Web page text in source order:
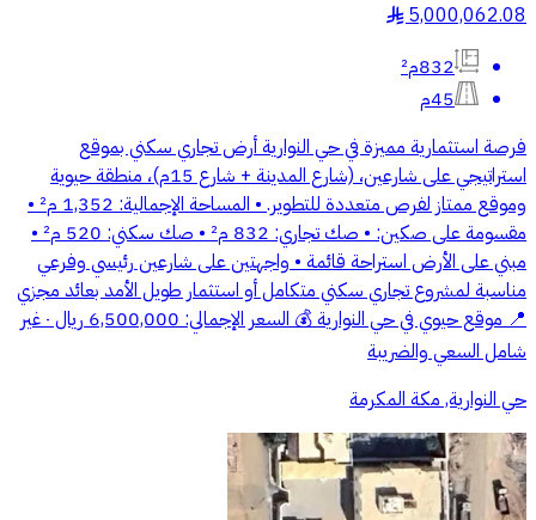
5,000,062.08
§
832م²
45م
فرصة استثمارية مميزة في حي النوارية أرض تجاري سكني بموقع
استراتيجي على شارعين، (شارع المدينة + شارع 15م)، منطقة حيوية
وموقع ممتاز لفرص متعددة للتطوير. • المساحة الإجمالية: 1,352 م² •
مقسومة على صكين: • صك تجاري: 832 م² • صك سكني: 520 م² •
مبني على الأرض استراحة قائمة • واجهتين على شارعين رئيسي وفرعي
مناسبة لمشروع تجاري سكني متكامل أو استثمار طويل الأمد بعائد مجزي
📍 موقع حيوي في حي النوارية 💰 السعر الإجمالي: 6,500,000 ريال ٠ غير
شامل السعي والضريبة
حي النوارية, مكة المكرمة